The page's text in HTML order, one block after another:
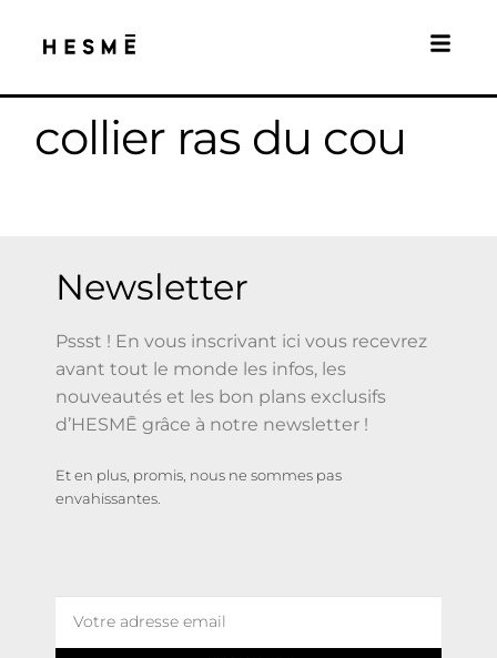
collier ras du cou
Newsletter
Pssst ! En vous inscrivant ici vous recevrez
avant tout le monde les infos, les
nouveautés et les bon plans exclusifs
d’HESMĒ grâce à notre newsletter !
Et en plus, promis, nous ne sommes pas
envahissantes.